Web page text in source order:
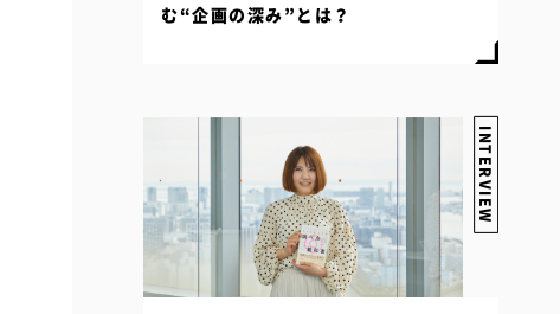
INTERVIEW
む“企画の深み”とは？